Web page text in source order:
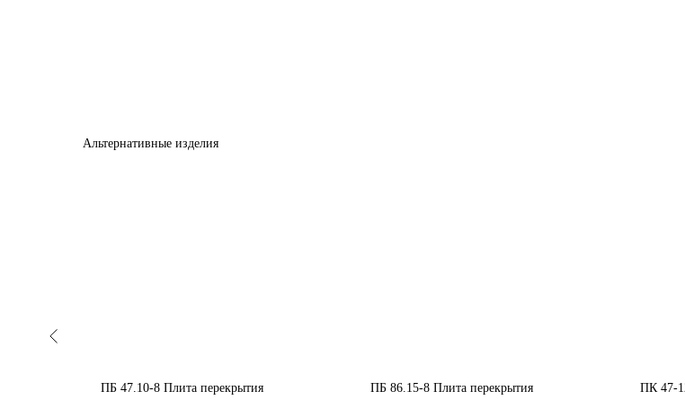
Альтернативные изделия
ПБ 47.10-8 Плита перекрытия ПБ 86.15-8 Плита перекрытия ПК 47-